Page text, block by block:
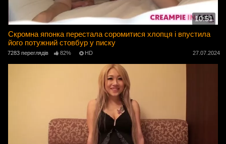
10:51
Скромна японка перестала соромитися хлопця і впустила
його потужний стовбур у писку
7283 переглядів 82% HD 27.07.2024